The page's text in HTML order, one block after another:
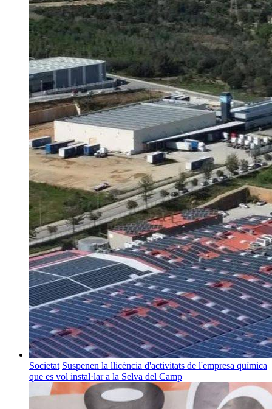
Societat Suspenen la llicència d'activitats de l'empresa química
que es vol instal·lar a la Selva del Camp